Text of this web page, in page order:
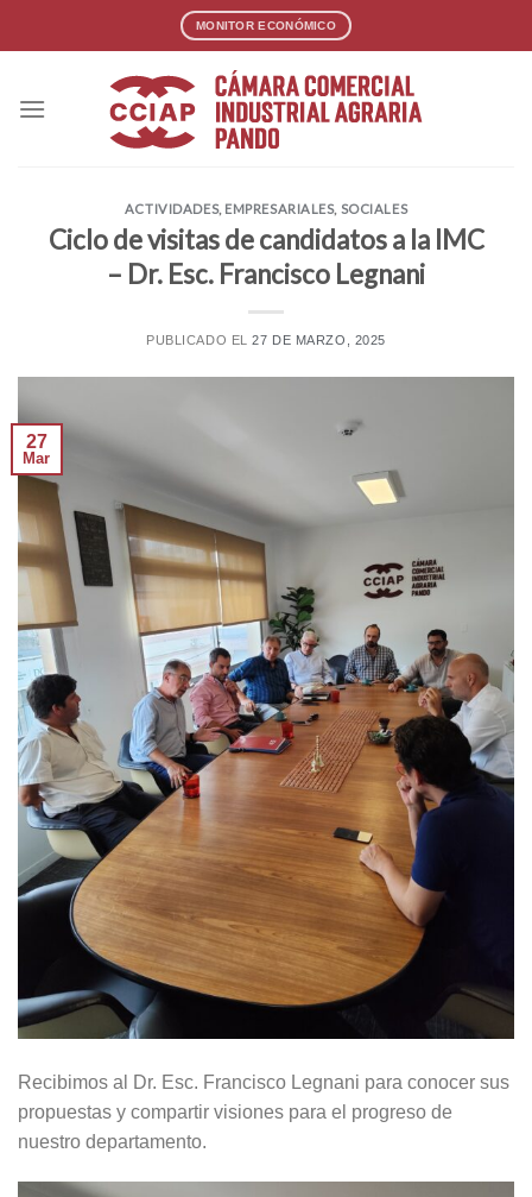
MONITOR ECONÓMICO
ACTIVIDADES, EMPRESARIALES, SOCIALES
Ciclo de visitas de candidatos a la IMC
– Dr. Esc. Francisco Legnani
PUBLICADO EL27 DE MARZO, 2025
27
Mar
Recibimos al Dr. Esc. Francisco Legnani para conocer sus
propuestas y compartir visiones para el progreso de
nuestro departamento.